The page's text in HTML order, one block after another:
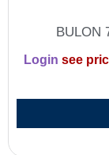
BULON
Login see